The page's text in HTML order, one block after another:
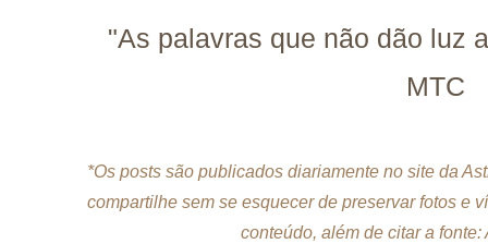
"As palavras que não dão luz
MTC
*Os posts são publicados diariamente no site da
compartilhe sem se esquecer de preservar fotos e
conteúdo, além de citar a fonte: